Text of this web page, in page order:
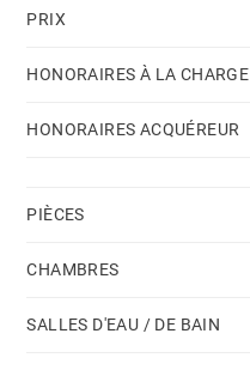
PRIX
HONORAIRES À LA CHARGE
HONORAIRES ACQUÉREUR
PIÈCES
CHAMBRES
SALLES D'EAU / DE BAIN